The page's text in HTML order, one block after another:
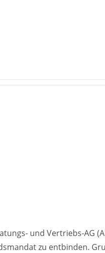
und Vertriebs-AG
zu entbinden.